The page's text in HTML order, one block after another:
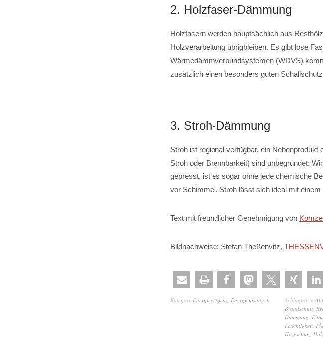
2. Holzfaser-Dämmung
Holzfasern werden hauptsächlich aus
Holzverarbeitung übrigbleiben. Es gibt lose
Wärmedämmverbundsystemen (WDVS)
zusätzlich einen besonders guten
3. Stroh-Dämmung
Stroh ist regional verfügbar, ein
Stroh oder Brennbarkeit) sind unbegründet:
gepresst, ist es sogar ohne jede chemische
vor Schimmel. Stroh lässt sich ideal mit
Text mit freundlicher Genehmigung von
Bildnachweise: Stefan Theßenvitz,
KategorieEnergieeffizienz Energielösungen Schlagwörter
Brandschutz
Dämmung
Feuchtigkeit
Hitzeschutz